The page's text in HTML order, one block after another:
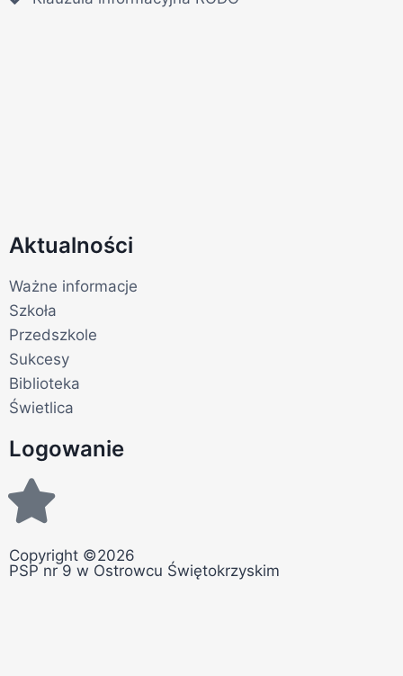
Aktualności
Ważne informacje
Szkoła
Przedszkole
Sukcesy
Biblioteka
Świetlica
Logowanie
Copyright ©2026
PSP nr 9 w Ostrowcu Świętokrzyskim